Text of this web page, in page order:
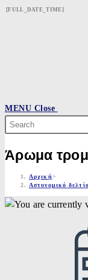
Skip
[FULL_DATE_TIME]
MENU Close
Search
this
website
Άρωμα
Αρχική>
Αστυνομικό δελτίο